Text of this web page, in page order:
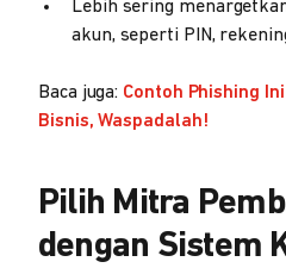
Lebih sering
akun, seperti PIN,
Baca juga: Contoh Phishing
Bisnis, Waspadalah!
Pilih Mitra
dengan Sistem